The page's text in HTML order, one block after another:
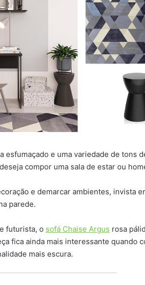
esfumaçado e uma variedade de tons
compor uma sala de estar ou
e demarcar ambientes, invista
parede.
futurista, o sofá Chaise Argus rosa
fica ainda mais interessante quando
mais escura.